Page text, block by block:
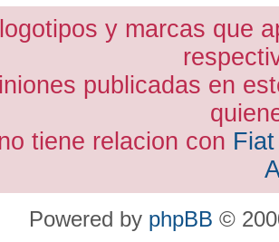
y marcas que
publicadas en
tiene relacion con
Powered by phpBB ©